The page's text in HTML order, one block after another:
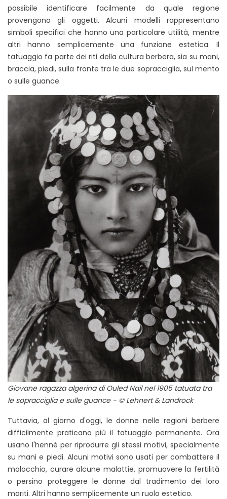
possibile identificare facilmente da quale regione
provengono gli oggetti. Alcuni modelli rappresentano
simboli specifici che hanno una particolare utilità, mentre
altri hanno semplicemente una funzione estetica. Il
tatuaggio fa parte dei riti della cultura berbera, sia su mani,
braccia, piedi, sulla fronte tra le due sopracciglia, sul mento
o sulle guance.
Giovane ragazza algerina di Ouled Naïl nel 1905 tatuata tra
le sopracciglia e sulle guance - © Lehnert & Landrock
Tuttavia, al giorno d'oggi, le donne nelle regioni berbere
difficilmente praticano più il tatuaggio permanente. Ora
usano l'henné per riprodurre gli stessi motivi, specialmente
su mani e piedi. Alcuni motivi sono usati per combattere il
malocchio, curare alcune malattie, promuovere la fertilità
o persino proteggere le donne dal tradimento dei loro
mariti. Altri hanno semplicemente un ruolo estetico.